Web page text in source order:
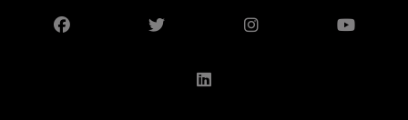
SUIVEZ-NOUS SUR FACEBOOK
SUIVEZ-NOUS SUR X
SUIVEZ-NOUS
SUIVEZ-NOUS SUR